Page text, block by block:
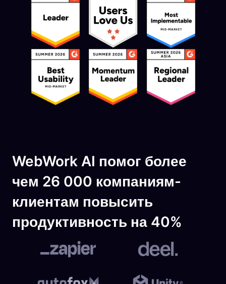
WebWork AI помог более
чем 26 000 компаниям-
клиентам повысить
продуктивность на 40%